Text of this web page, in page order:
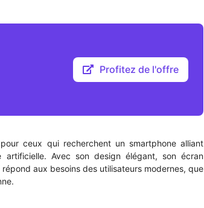
Profitez de l'offre
ceux qui recherchent un smartphone alliant
artificielle. Avec son design élégant, son écran
aux besoins des utilisateurs modernes, que